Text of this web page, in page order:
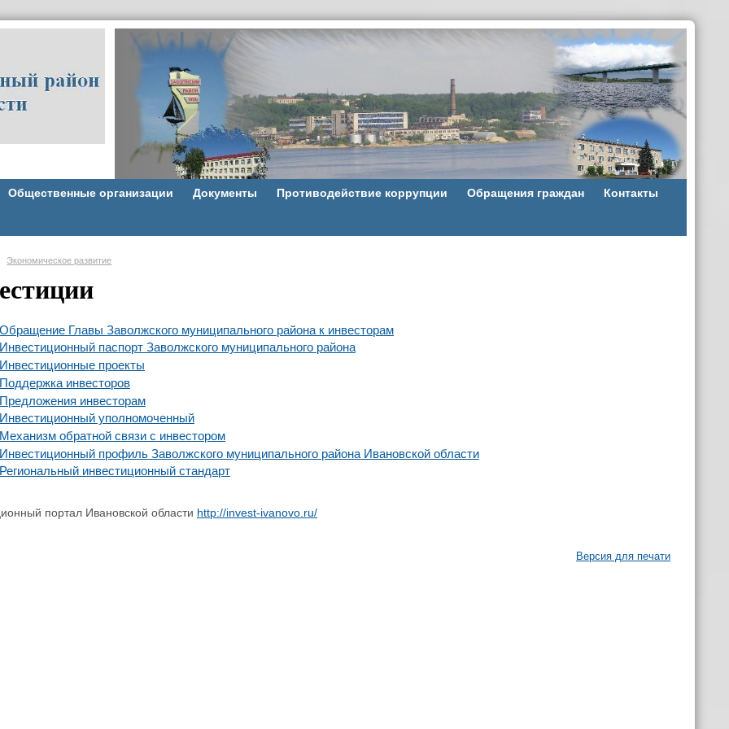
Общественные организации Документы Противодействие коррупции Обращения граждан Контакты
Экономическое развитие
Обращение Главы Заволжского муниципального района к инвесторам
Инвестиционный паспорт Заволжского муниципального района
Инвестиционные проекты
Поддержка инвесторов
Предложения инвесторам
Инвестиционный уполномоченный
Механизм обратной связи с инвестором
Инвестиционный профиль Заволжского муниципального района Ивановской области
Региональный инвестиционный стандарт
портал Ивановской области http://invest-ivanovo.ru/
Версия для печати